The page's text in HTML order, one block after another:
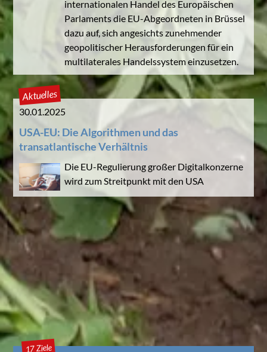
internationalen Handel des Europäischen
Parlaments die EU-Abgeordneten in Brüssel
dazu auf, sich angesichts zunehmender
geopolitischer Herausforderungen für ein
multilaterales Handelssystem einzusetzen.
Aktuelles
30.01.2025
USA-EU: Die Algorithmen und das
transatlantische Verhältnis
Die EU-Regulierung großer Digitalkonzerne
wird zum Streitpunkt mit den USA
17 Ziele